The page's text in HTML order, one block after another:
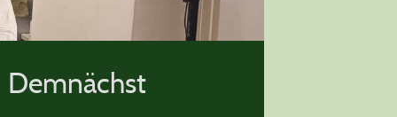
Demnächst